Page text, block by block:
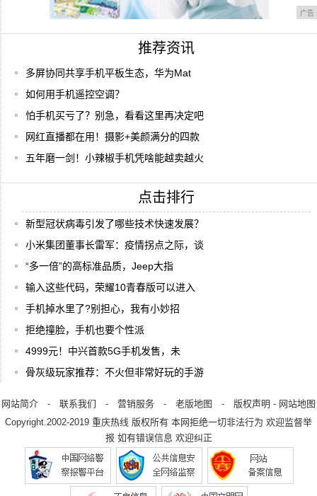
广告
推荐资讯
多屏协同共享手机平板生态，华为Mat
如何用手机遥控空调？
怕手机买亏了？别急，看看这里再决定吧
网红直播都在用！摄影+美颜满分的四款
五年磨一剑！小辣椒手机凭啥能越卖越火
点击排行
新型冠状病毒引发了哪些技术快速发展？
小米集团董事长雷军：疫情拐点之际，谈
“多一倍”的高标准品质，Jeep大指
输入这些代码，荣耀10青春版可以进入
手机掉水里了?别担心，我有小妙招
拒绝撞脸，手机也要个性派
4999元！中兴首款5G手机发售，未
骨灰级玩家推荐：不火但非常好玩的手游
网站简介 - 联系我们 - 营销服务 - 老版地图 - 版权声明 - 网站地图
Copyright.2002-2019 重庆热线 版权所有 本网拒绝一切非法行为 欢迎监督举
报 如有错误信息 欢迎纠正